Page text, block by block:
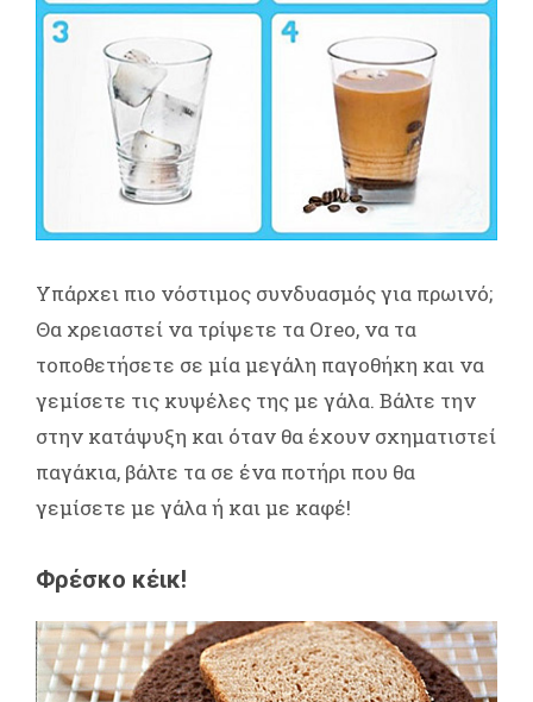
Υπάρχει πιο νόστιμος συνδυασμός για πρωινό;
Θα χρειαστεί να τρίψετε τα Oreo, να τα
τοποθετήσετε σε μία μεγάλη παγοθήκη και να
γεμίσετε τις κυψέλες της με γάλα. Βάλτε την
στην κατάψυξη και όταν θα έχουν σχηματιστεί
παγάκια, βάλτε τα σε ένα ποτήρι που θα
γεμίσετε με γάλα ή και με καφέ!
Φρέσκο κέικ!